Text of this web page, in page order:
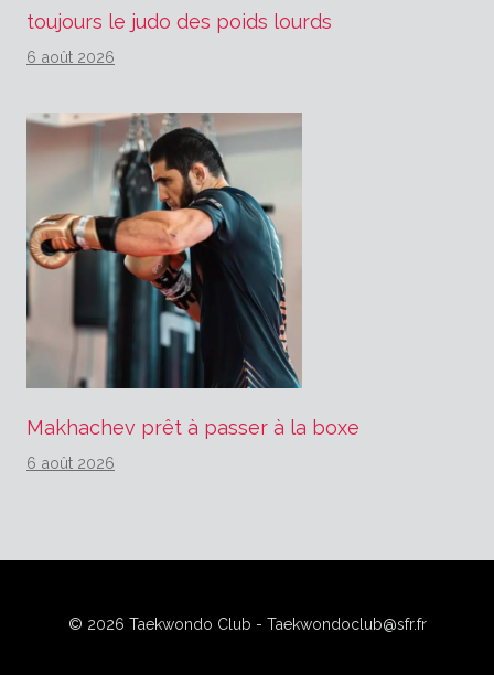
toujours le judo des poids lourds
6 août 2026
Makhachev prêt à passer à la boxe
6 août 2026
© 2026 Taekwondo Club - Taekwondoclub@sfr.fr